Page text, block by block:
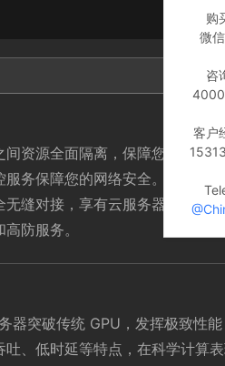
资源全面隔离，保障您的数据安
服务保障您的网络安全。同时，
无缝对接，享有云服务器同等的基
防服务。
器突破传统 GPU，发挥极致性
吐、低时延等特点，在科学计算
购
微
咨
客户